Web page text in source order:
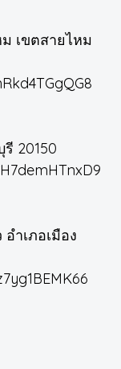
เขตสายไหม
20150
ำเภอเมือง